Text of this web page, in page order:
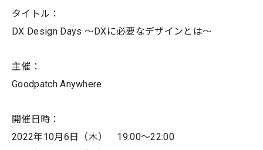
タイトル：
DX Design Days 〜DXに必要なデザインとは〜
主催：
Goodpatch Anywhere
開催日時：
2022年10月6日（木） 19:00〜22:00